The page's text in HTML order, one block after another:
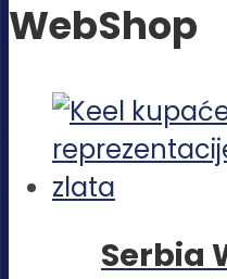
WebShop
Serbia